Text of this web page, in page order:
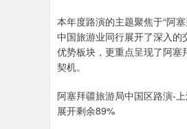
本年度路演的主题聚焦于“阿
中国旅游业同行展开了深入
优势板块，更重点呈现了阿
契机。
阿塞拜疆旅游局中国区路演-
展开剩余89%